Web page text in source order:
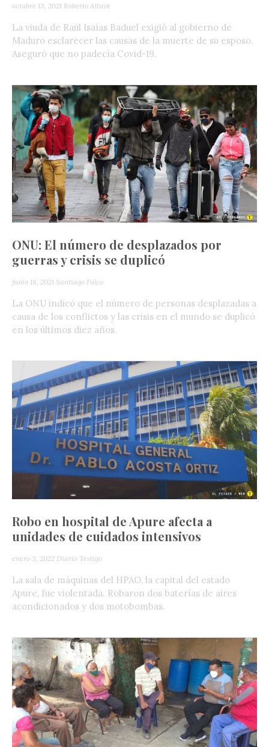
octubre 13, 2021 Roberto Altuve
La viuda de Raúl Isaías Baduel exigió al gobierno de
Maduro esclarecer las causas de la muerte de su esposo.
Aseguró que no padecía Covid-19.
ONU: El número de desplazados por
guerras y crisis se duplicó
junio 18, 2021 Santiago Fulco
La ONU indicó que el número de personas desplazadas a
causa de los conflictos y las crisis en el mundo se duplicó
en los últimos diez años.
Robo en hospital de Apure afecta a
unidades de cuidados intensivos
enero 3, 2022 Diario Testigo
La sala de máquinas del HPAO, la capital del estado
Apure, fue violentada. Robaron dos baterías de aires
acondicionados y dos motobombas.